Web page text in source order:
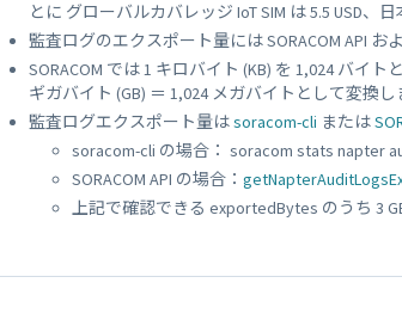
とに グローバルカバレッジ IoT SIM は 5.5 USD、
監査ログのエクスポート量には SORACOM API
SORACOM では 1 キロバイト (KB) を 1,024 バイ
ギガバイト (GB) ＝ 1,024 メガバイトとして変換し
監査ログエクスポート量はsoracom-cli または
soracom-cli の場合： soracom stats napter
SORACOM API の場合：
上記で確認できる exportedBytes のうち 3